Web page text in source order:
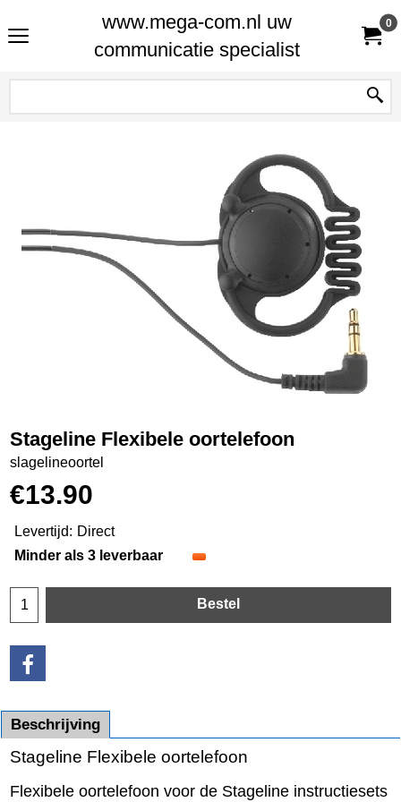
www.mega-com.nl uw
communicatie specialist
0
Stageline Flexibele oortelefoon
slagelineoortel
€13.90
Levertijd: Direct
Minder als 3 leverbaar
Bestel
Beschrijving
Stageline Flexibele oortelefoon
Flexibele oortelefoon voor de Stageline instructiesets